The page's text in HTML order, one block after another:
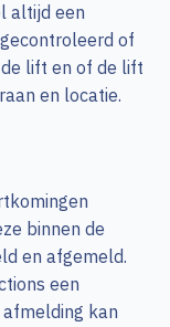
altijd een
of
lift en of de lift
en locatie.
binnen de
en afgemeld.
een
kan